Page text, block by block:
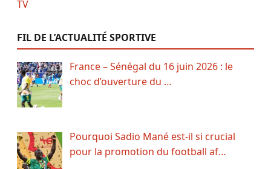
FIL DE L’ACTUALITÉ SPORTIVE
France – Sénégal du 16 juin 2026 : le
choc d’ouverture du …
Pourquoi Sadio Mané est-il si crucial
pour la promotion du football af…